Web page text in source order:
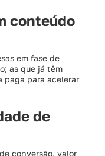
conteúdo
em fase de
as que já têm
paga para acelerar
de
conversão, valor